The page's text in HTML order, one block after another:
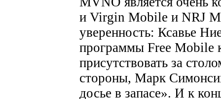
и Virgin Mobile и NRJ
уверенность: Ксавье
программы Free Mobile
присутствовать за
стороны, Марк
досье в запасе». И к